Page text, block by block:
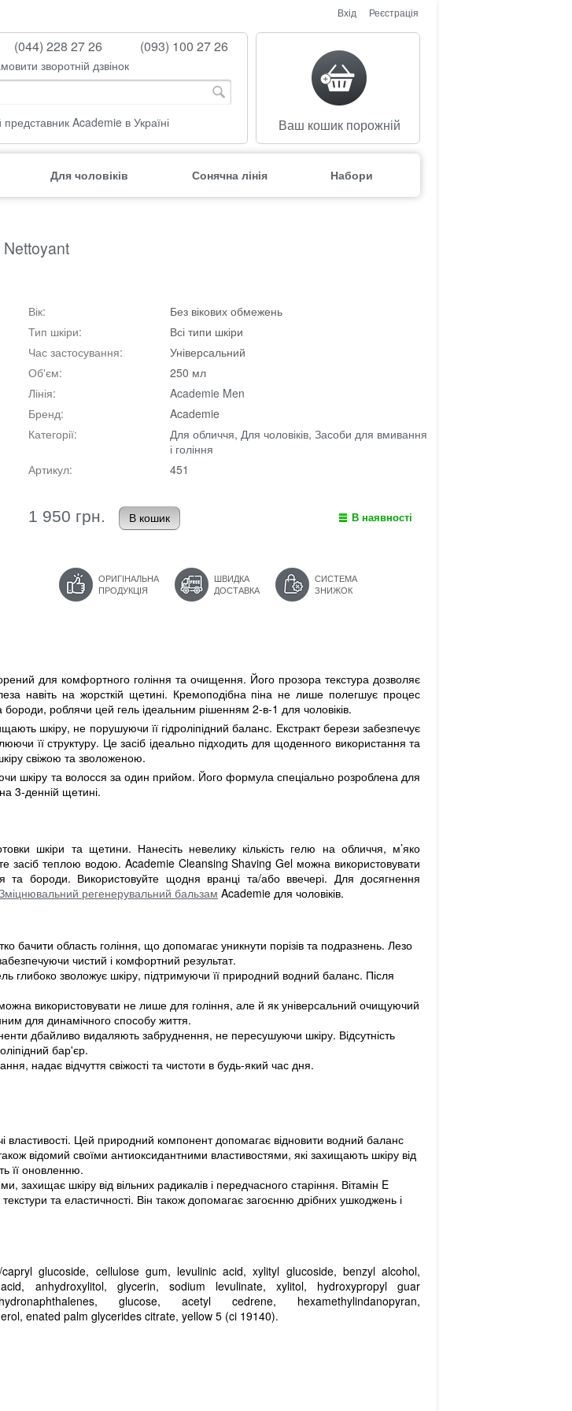
Вхід Реєстрація
(044) 228 27 26 (093) 100 27 26
зворотній дзвінок
Academie в Україні Ваш кошик порожній
Для чоловіків Сонячна лінія Набори
Вік:
Без вікових обмежень
Тип шкіри:
Всі типи шкіри
Час застосування:
Універсальний
Об'єм:
250 мл
Лінія:
Academie Men
Бренд:
Academie
Категорії:
Для обличчя, Для чоловіків, Засоби для вмивання
і гоління
Артикул:
451
В наявності
1 950 грн.
ОРИГІНАЛЬНА
ПРОДУКЦІЯ
ШВИДКА
ДОСТАВКА
СИСТЕМА
ЗНИЖОК
для комфортного гоління та очищення. Його прозора текстура дозволяє
навіть на жорсткій щетині. Кремоподібна піна не лише полегшує процес
роблячи цей гель ідеальним рішенням 2-в-1 для чоловіків.
шкіру, не порушуючи її гідроліпідний баланс. Екстракт берези забезпечує
її структуру. Це засіб ідеально підходить для щоденного використання та
свіжою та зволоженою.
шкіру та волосся за один прийом. Його формула спеціально розроблена для
3-денній щетині.
шкіри та щетини. Нанесіть невелику кількість гелю на обличчя, м’яко
засіб теплою водою. Academie Cleansing Shaving Gel можна використовувати
та бороди. Використовуйте щодня вранці та/або ввечері. Для досягнення
регенерувальний бальзам Academie для чоловіків.
бачити область гоління, що допомагає уникнути порізів та подразнень. Лезо
чистий і комфортний результат.
глибоко зволожує шкіру, підтримуючи її природний водний баланс. Після
використовувати не лише для гоління, але й як універсальний очищуючий
для динамічного способу життя.
дбайливо видаляють забруднення, не пересушуючи шкіру. Відсутність
бар'єр.
надає відчуття свіжості та чистоти в будь-який час дня.
властивості. Цей природний компонент допомагає відновити водний баланс
також відомий своїми антиоксидантними властивостями, які захищають шкіру від
її оновленню.
захищає шкіру від вільних радикалів і передчасного старіння. Вітамін E
та еластичності. Він також допомагає загоєнню дрібних ушкоджень і
glucoside, cellulose gum, levulinic acid, xylityl glucoside, benzyl alcohol,
anhydroxylitol, glycerin, sodium levulinate, xylitol, hydroxypropyl guar
glucose, acetyl cedrene, hexamethylindanopyran,
enated palm glycerides citrate, yellow 5 (ci 19140).